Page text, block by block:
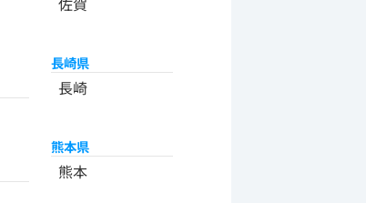
長崎県
長崎
熊本県
熊本